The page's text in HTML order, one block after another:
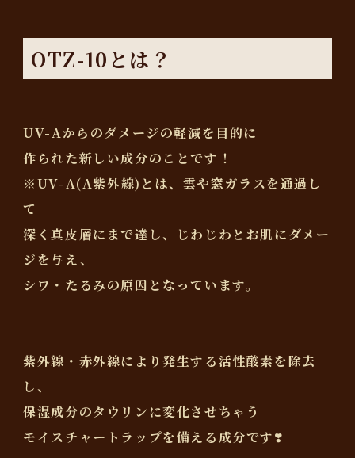
OTZ-10とは？
UV-Aからのダメージの軽減を目的に
作られた新しい成分のことです！
※UV-A(A紫外線)とは、雲や窓ガラスを通過し
て
深く真皮層にまで達し、じわじわとお肌にダメー
ジを与え、
シワ・たるみの原因となっています。
紫外線・赤外線により発生する活性酸素を除去
し、
保湿成分のタウリンに変化させちゃう
モイスチャートラップを備える成分です❣️